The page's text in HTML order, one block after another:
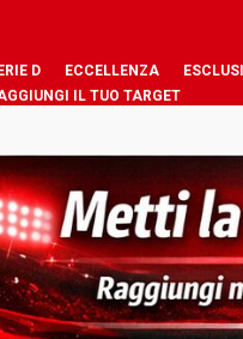
D ECCELLENZA
IL TUO TARGET